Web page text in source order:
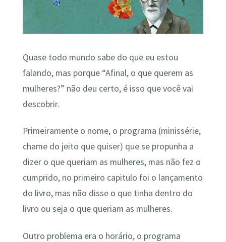
Quase todo mundo sabe do que eu estou
falando, mas porque “Afinal, o que querem as
mulheres?” não deu certo, é isso que você vai
descobrir.
Primeiramente o nome, o programa (minissérie,
chame do jeito que quiser) que se propunha a
dizer o que queriam as mulheres, mas não fez o
cumprido, no primeiro capitulo foi o lançamento
do livro, mas não disse o que tinha dentro do
livro ou seja o que queriam as mulheres.
Outro problema era o horário, o programa